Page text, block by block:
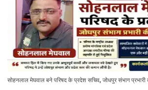
सोहनलाल मेघवाल बने परिषद के प्रदेश सचिव, जोधपुर संभाग प्रभारी